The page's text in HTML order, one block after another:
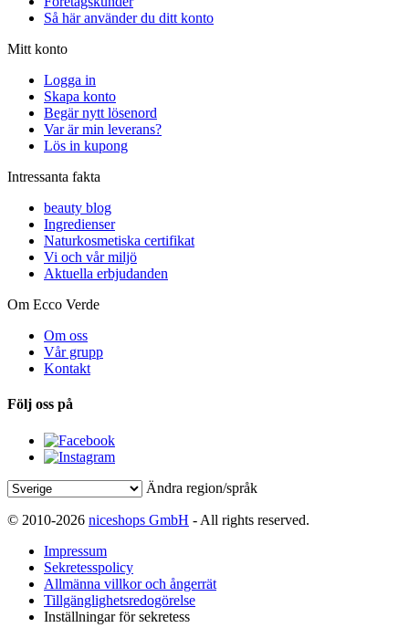
Så här använder du ditt konto
Mitt konto
Logga in
Skapa konto
Begär nytt lösenord
Var är min leverans?
Lös in kupong
Intressanta fakta
beauty blog
Ingredienser
Naturkosmetiska certifikat
Vi och vår miljö
Aktuella erbjudanden
Om Ecco Verde
Om oss
Vår grupp
Kontakt
Följ oss på
Ändra region/språk
© 2010-2026 niceshops GmbH - All rights reserved.
Impressum
Sekretesspolicy
Allmänna villkor och ångerrät
Tillgänglighetsredogörelse
Inställningar för sekretess